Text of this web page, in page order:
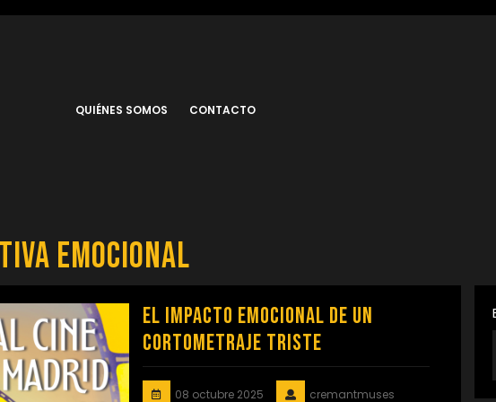
QUIÉNES SOMOS CONTACTO
emocional
El Impacto Emocional de un
Cortometraje Triste
08 octubre 2025
cremantmuses